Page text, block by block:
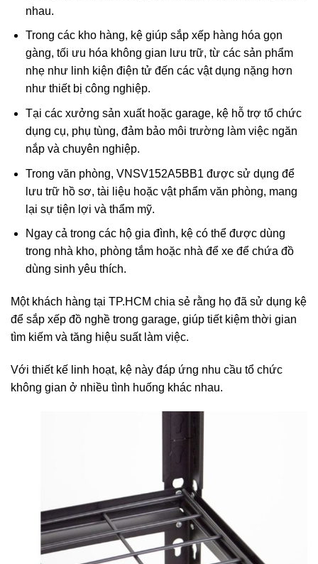
nhau.
Trong các kho hàng, kệ giúp sắp xếp hàng hóa gọn
gàng, tối ưu hóa không gian lưu trữ, từ các sản phẩm
nhẹ như linh kiện điện tử đến các vật dụng nặng hơn
như thiết bị công nghiệp.
Tại các xưởng sản xuất hoặc garage, kệ hỗ trợ tổ chức
dụng cụ, phụ tùng, đảm bảo môi trường làm việc ngăn
nắp và chuyên nghiệp.
Trong văn phòng, VNSV152A5BB1 được sử dụng để
lưu trữ hồ sơ, tài liệu hoặc vật phẩm văn phòng, mang
lại sự tiện lợi và thẩm mỹ.
Ngay cả trong các hộ gia đình, kệ có thể được dùng
trong nhà kho, phòng tắm hoặc nhà để xe để chứa đồ
dùng sinh yêu thích.
Một khách hàng tại TP.HCM chia sẻ rằng họ đã sử dụng kệ
để sắp xếp đồ nghề trong garage, giúp tiết kiệm thời gian
tìm kiếm và tăng hiệu suất làm việc.
Với thiết kế linh hoạt, kệ này đáp ứng nhu cầu tổ chức
không gian ở nhiều tình huống khác nhau.